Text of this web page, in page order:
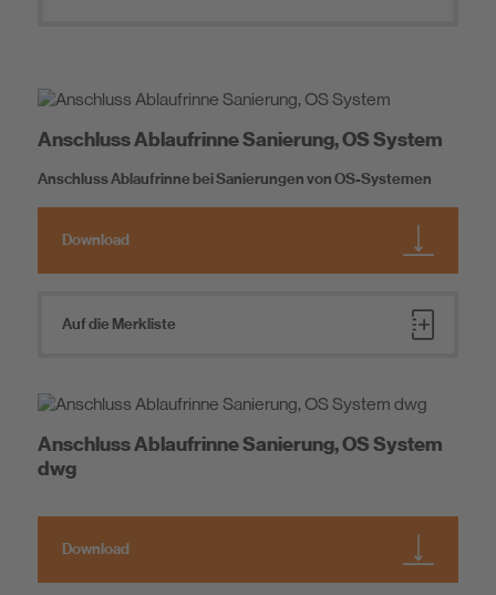
DIY
System-Partnerschaften Ausschreibungstexte
Anschluss Ablaufrinne Sanierung, OS System
Anschluss Ablaufrinne bei Sanierungen von OS-Systemen
Download
Auf die Merkliste
Anschluss Ablaufrinne Sanierung, OS System
dwg
Download